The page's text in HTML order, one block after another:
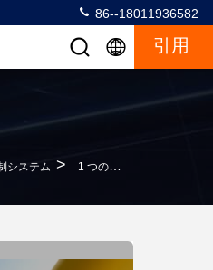
86--18011936582
引用
システム > 1 つの地帯 Fm200 の消火システム全くオート機能